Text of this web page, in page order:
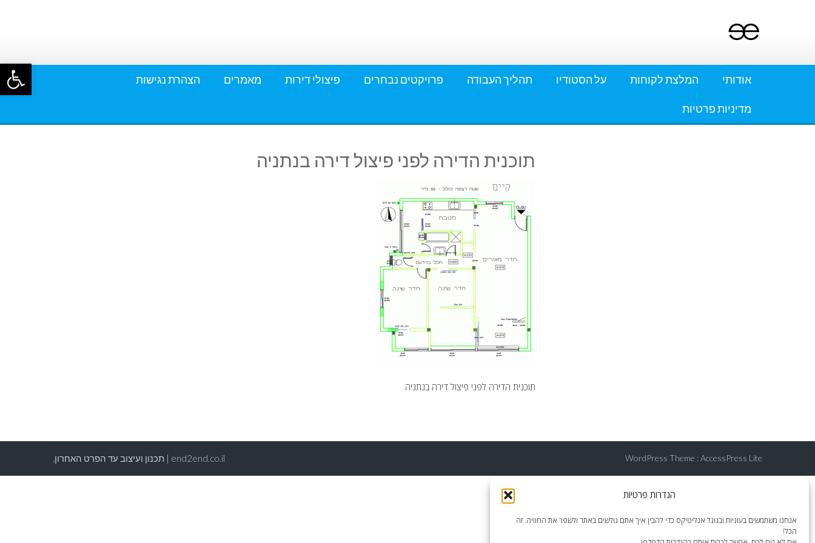
פתח
הגדרות פרטיות
אנחנו משתמשים בעוגיות ובגוגל אנליטיקס כדי להבין איך אתם גולשים באתר ולשפר את החוויה. זה
הכל!
אודותי המלצת לקוחות על הסטודיו תהליך העבודה פרויקטים נבחרים פיצולי דירות מאמרים הצהרת נגישות
מדיניות פרטיות
תוכנית הדירה לפני פיצול דירה בנתניה
תוכנית הדירה לפני פיצול דירה בנתניה
end2end.co.il | תכנון ועיצוב עד הפרט האחרון. WordPress Theme :AccessPress Lite